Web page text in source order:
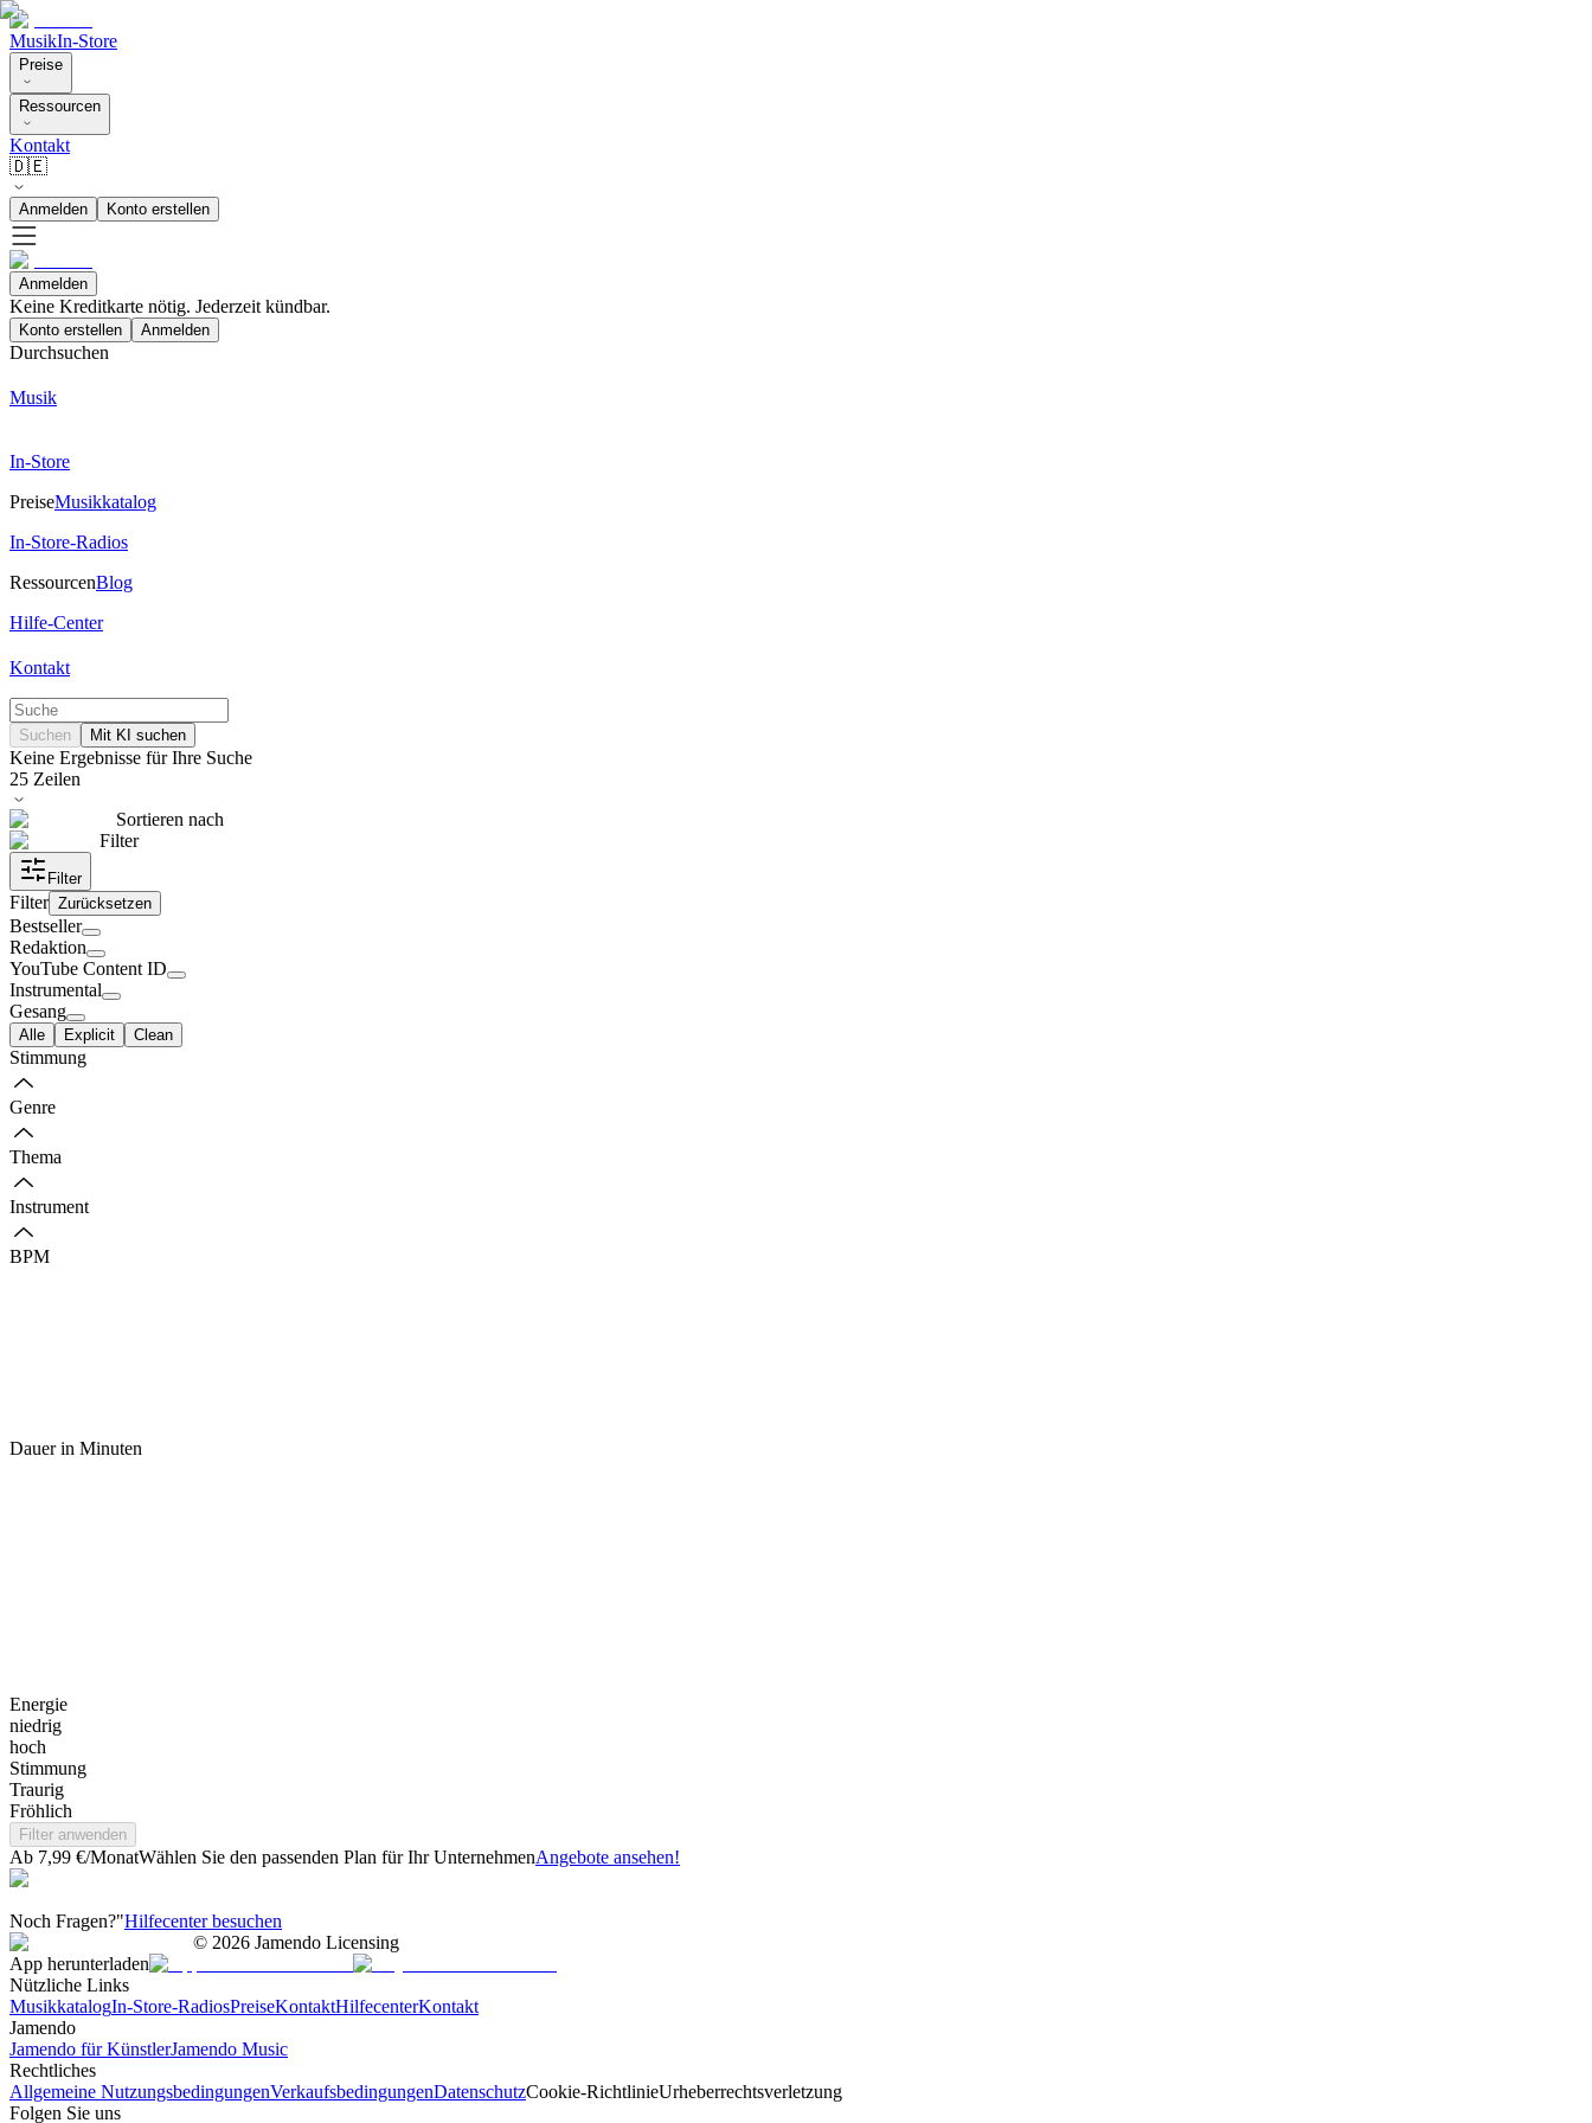
MusikIn-Store
Preise
Ressourcen
Kontakt
🇩🇪
Anmelden Konto erstellen
Anmelden
Keine Kreditkarte nötig. Jederzeit kündbar.
Konto erstellen Anmelden
Durchsuchen
Musik
In-Store
PreiseMusikkatalog
In-Store-Radios
RessourcenBlog
Hilfe-Center
Kontakt
Suchen Mit KI suchen
Keine Ergebnisse für Ihre Suche
25 Zeilen
Sortieren nach
Filter
Filter
Filter Zurücksetzen
Bestseller
Redaktion
YouTube Content ID
Instrumental
Gesang
Alle Explicit Clean
Stimmung
Genre
Thema
Instrument
BPM
Dauer in Minuten
Energie
niedrig
hoch
Stimmung
Traurig
Fröhlich
Filter anwenden
Ab 7,99 €/MonatWählen Sie den passenden Plan für Ihr UnternehmenAngebote ansehen!
Noch Fragen?"Hilfecenter besuchen
© 2026 Jamendo Licensing
App herunterladen
Nützliche Links
MusikkatalogIn-Store-RadiosPreiseKontaktHilfecenterKontakt
Jamendo
Jamendo für KünstlerJamendo Music
Rechtliches
Allgemeine NutzungsbedingungenVerkaufsbedingungenDatenschutzCookie-RichtlinieUrheberrechtsverletzung
Folgen Sie uns